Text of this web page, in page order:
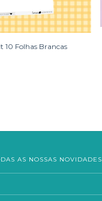
10 Folhas Brancas
AS NOSSAS NOVIDADES